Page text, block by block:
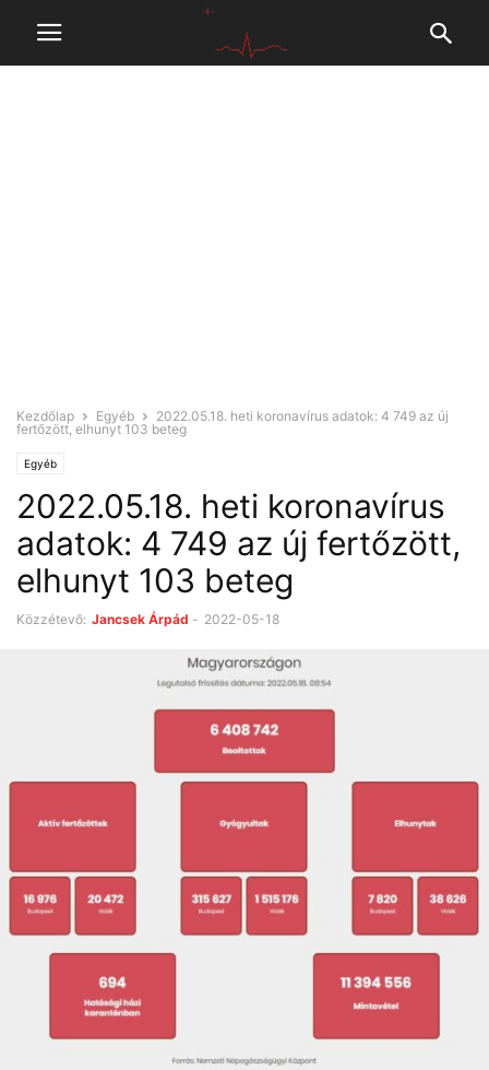
Kezdőlap Egyéb
2022.05.18. heti koronavírus adatok: 4 749 az új
fertőzött, elhunyt 103 beteg
Egyéb
2022.05.18. heti koronavírus
adatok: 4 749 az új fertőzött,
elhunyt 103 beteg
Közzétevő: Jancsek Árpád - 2022-05-18